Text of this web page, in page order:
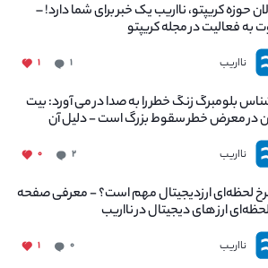
حوزه کریپتو، نااریب یک خبر برای شما دارد! –
به فعالیت در مجله کریپتو
نااریب ۱ ۱
بلومبرگ زنگ خطر را به صدا در می آورد: بیت
در معرض خطر سقوط بزرگ است - دلیل آن
نااریب ۲ ۰
لحظه‌ای ارزدیجیتال مهم است؟ - معرفی صفحه
ارز های دیجیتال در نااریب
نااریب ۰ ۱